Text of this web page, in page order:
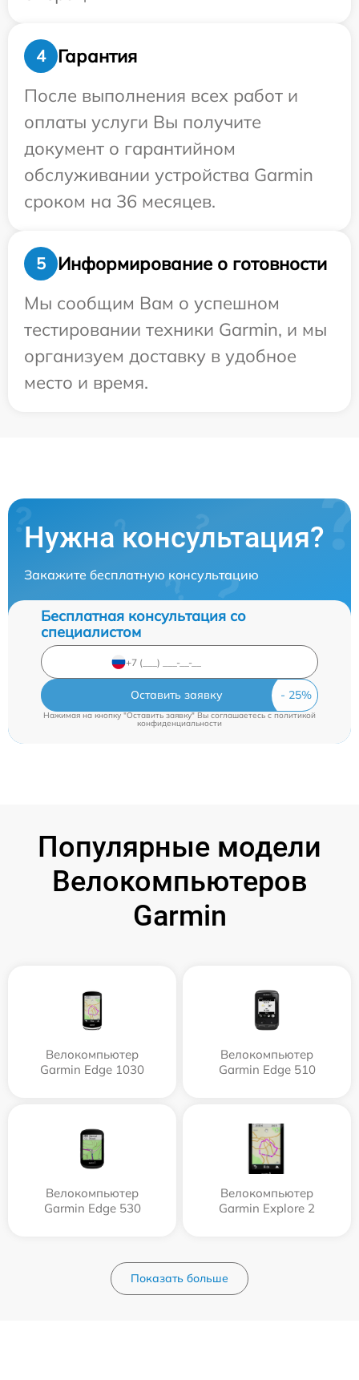
4
Гарантия
После выполнения всех работ и
оплаты услуги Вы получите
документ о гарантийном
обслуживании устройства Garmin
сроком на 36 месяцев.
5
Информирование о готовности
Мы сообщим Вам о успешном
тестировании техники Garmin, и мы
организуем доставку в удобное
место и время.
Нужна консультация?
Закажите бесплатную консультацию
Бесплатная консультация со
специалистом
Оставить заявку
Нажимая на кнопку "Оставить заявку" Вы соглашаетесь cполитикой
конфиденциальности
Популярные модели
Велокомпьютеров
Garmin
Велокомпьютер
Garmin Edge 1030
Велокомпьютер
Garmin Edge 510
Велокомпьютер
Garmin Edge 530
Велокомпьютер
Garmin Explore 2
Показать больше